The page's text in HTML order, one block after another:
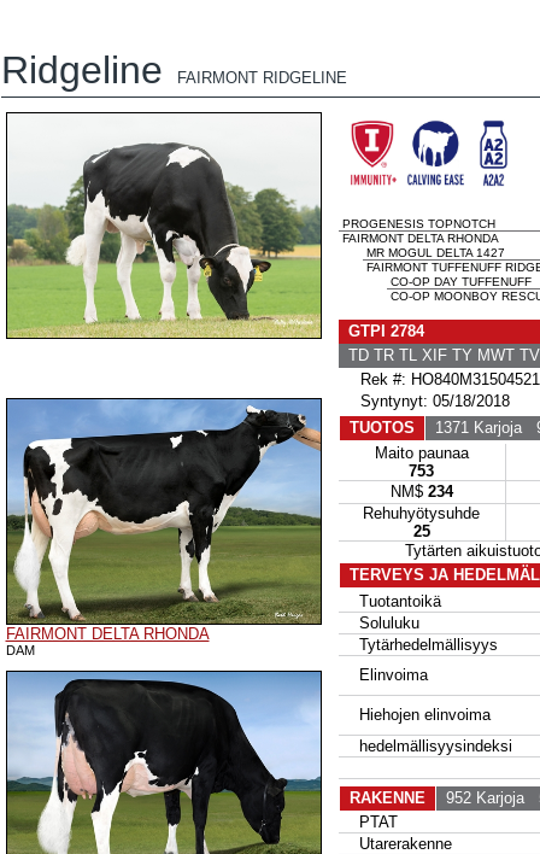
Ridgeline FAIRMONT RIDGELINE
FAIRMONT DELTA RHONDA
DAM
PROGENESIS TOPNOTCH
FAIRMONT DELTA RHONDA
MR MOGUL DELTA 1427
FAIRMONT TUFFENUFF
CO-OP DAY TUFFENUFF
CO-OP MOONBOY
GTPI 2784
TD TR TL XIF TY MWT
Rek #:
Syntynyt: 05/18/2018
TUOTOS
1371 Karjoja
Maito paunaa
753
NM$ 234
Rehuhyötysuhde
25
Tytärten
TERVEYS JA
Tuotantoikä
Soluluku
Tytärhedelmällisyys
Elinvoima
Hiehojen elinvoima
hedelmällisyysindeksi
RAKENNE 952 Karjoja
PTAT
Utarerakenne